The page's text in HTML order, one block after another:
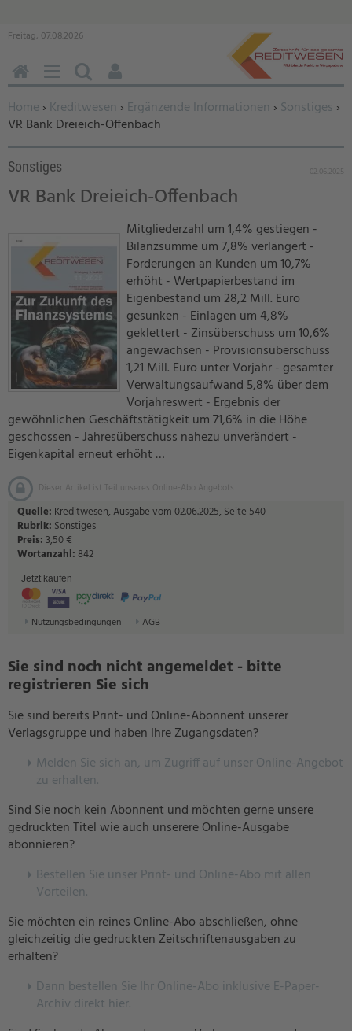
Freitag, 07.08.2026
Sie befinden sich hier:
Home › Kreditwesen › Ergänzende Informationen › Sonstiges ›
VR Bank Dreieich-Offenbach
Sonstiges
VR Bank Dreieich-Offenbach
Mitgliederzahl um 1,4% gestiegen -
Bilanzsumme um 7,8% verlängert -
Forderungen an Kunden um 10,7%
erhöht - Wertpapierbestand im
Eigenbestand um 28,2 Mill. Euro
gesunken - Einlagen um 4,8%
geklettert - Zinsüberschuss um 10,6%
angewachsen - Provisionsüberschuss
1,21 Mill. Euro unter Vorjahr - gesamter
Verwaltungsaufwand 5,8% über dem
Vorjahreswert - Ergebnis der
gewöhnlichen Geschäftstätigkeit um 71,6% in die Höhe
geschossen - Jahresüberschuss nahezu unverändert -
Eigenkapital erneut erhöht …
Dieser Artikel ist Teil unseres Online-Abo Angebots.
Quelle: Kreditwesen, Ausgabe vom 02.06.2025, Seite 540
Rubrik: Sonstiges
Preis:3,50 €
Wortanzahl: 842
Jetzt kaufen
Nutzungsbedingungen AGB
Sie sind noch nicht angemeldet - bitte
registrieren Sie sich
Sie sind bereits Print- und Online-Abonnent unserer
Verlagsgruppe und haben Ihre Zugangsdaten?
Melden Sie sich an, um Zugriff auf unser Online-Angebot
zu erhalten.
Sind Sie noch kein Abonnent und möchten gerne unsere
gedruckten Titel wie auch unserere Online-Ausgabe
abonnieren?
Bestellen Sie unser Print- und Online-Abo mit allen
Vorteilen.
Sie möchten ein reines Online-Abo abschließen, ohne
gleichzeitig die gedruckten Zeitschriftenausgaben zu
erhalten?
Dann bestellen Sie Ihr Online-Abo inklusive E-Paper-
Archiv direkt hier.
HOMEMENÜSUCHEN
BENUTZERFUNKTIONEN